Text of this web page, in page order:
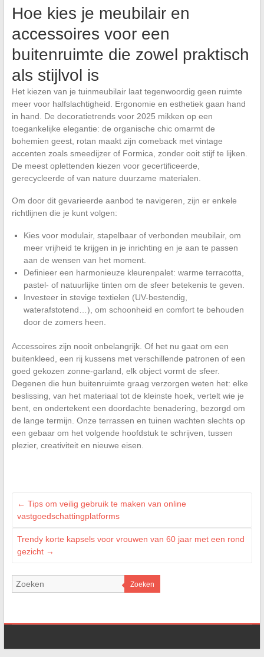
Hoe kies je meubilair en
accessoires voor een
buitenruimte die zowel praktisch
als stijlvol is
Het kiezen van je tuinmeubilair laat tegenwoordig geen ruimte
meer voor halfslachtigheid. Ergonomie en esthetiek gaan hand
in hand. De decoratietrends voor 2025 mikken op een
toegankelijke elegantie: de organische chic omarmt de
bohemien geest, rotan maakt zijn comeback met vintage
accenten zoals smeedijzer of Formica, zonder ooit stijf te lijken.
De meest oplettenden kiezen voor gecertificeerde,
gerecycleerde of van nature duurzame materialen.
Om door dit gevarieerde aanbod te navigeren, zijn er enkele
richtlijnen die je kunt volgen:
Kies voor modulair, stapelbaar of verbonden meubilair, om
meer vrijheid te krijgen in je inrichting en je aan te passen
aan de wensen van het moment.
Definieer een harmonieuze kleurenpalet: warme terracotta,
pastel- of natuurlijke tinten om de sfeer betekenis te geven.
Investeer in stevige textielen (UV-bestendig,
waterafstotend…), om schoonheid en comfort te behouden
door de zomers heen.
Accessoires zijn nooit onbelangrijk. Of het nu gaat om een
buitenkleed, een rij kussens met verschillende patronen of een
goed gekozen zonne-garland, elk object vormt de sfeer.
Degenen die hun buitenruimte graag verzorgen weten het: elke
beslissing, van het materiaal tot de kleinste hoek, vertelt wie je
bent, en ondertekent een doordachte benadering, bezorgd om
de lange termijn. Onze terrassen en tuinen wachten slechts op
een gebaar om het volgende hoofdstuk te schrijven, tussen
plezier, creativiteit en nieuwe eisen.
← Tips om veilig gebruik te maken van online
vastgoedschattingplatforms
Trendy korte kapsels voor vrouwen van 60 jaar met een rond
gezicht →
Zoeken